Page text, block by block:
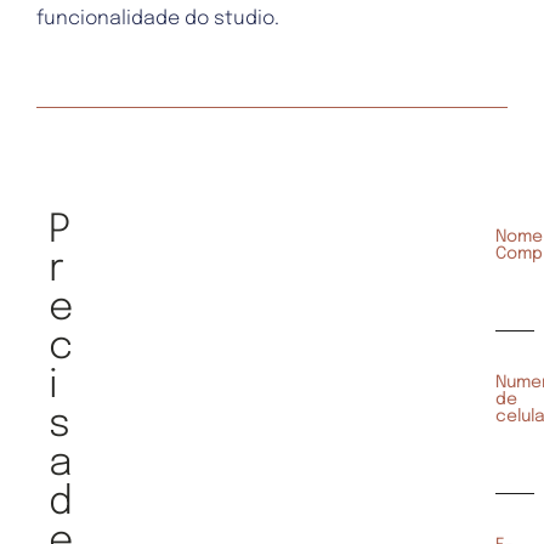
funcionalidade do studio.
P
r
e
c
i
s
a
d
Nome
de